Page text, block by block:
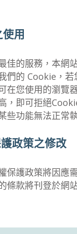
用
佳的服務，本網
們的 Cookie，
在您使用的瀏覽
，即可拒絕
些功能無法正常
政策之修改
保護政策將因應
條款將刊登於網